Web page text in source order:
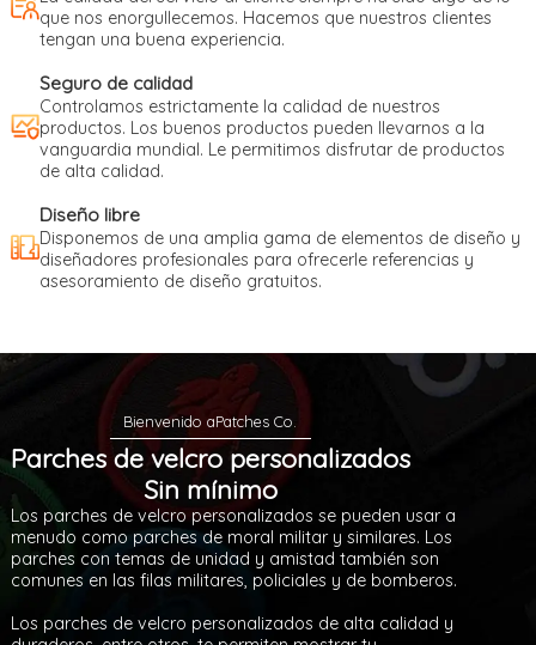
que nos enorgullecemos. Hacemos que nuestros clientes
tengan una buena experiencia.
Seguro de calidad
Controlamos estrictamente la calidad de nuestros
productos. Los buenos productos pueden llevarnos a la
vanguardia mundial. Le permitimos disfrutar de productos
de alta calidad.
Diseño libre
Disponemos de una amplia gama de elementos de diseño y
diseñadores profesionales para ofrecerle referencias y
asesoramiento de diseño gratuitos.
Parches de velcro personalizados
Sin mínimo
Los parches de velcro personalizados se pueden usar a
menudo como parches de moral militar y similares. Los
parches con temas de unidad y amistad también son
comunes en las filas militares, policiales y de bomberos.
Los parches de velcro personalizados de alta calidad y